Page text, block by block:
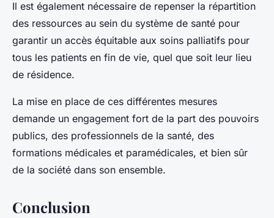
Il est également nécessaire de repenser la répartition
des ressources au sein du système de santé pour
garantir un accès équitable aux soins palliatifs pour
tous les patients en fin de vie, quel que soit leur lieu
de résidence.
La mise en place de ces différentes mesures
demande un engagement fort de la part des pouvoirs
publics, des professionnels de la santé, des
formations médicales et paramédicales, et bien sûr
de la société dans son ensemble.
Conclusion